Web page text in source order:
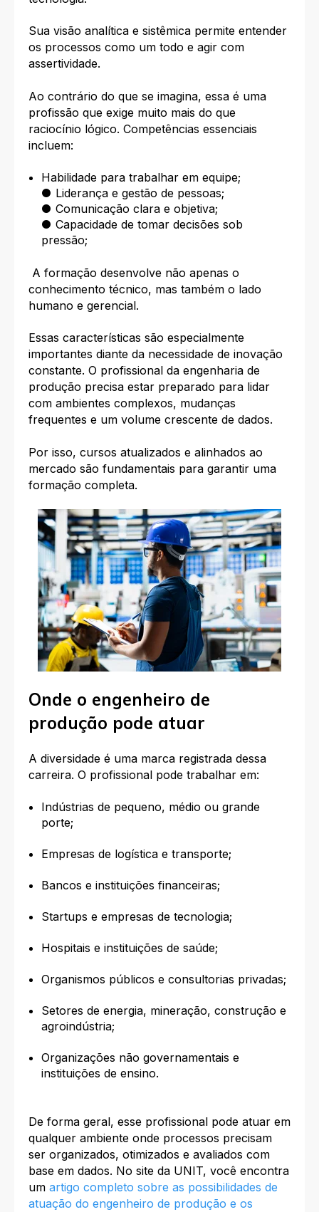
Sua visão analítica e sistêmica permite entender
os processos como um todo e agir com
assertividade.
Ao contrário do que se imagina, essa é uma
profissão que exige muito mais do que
raciocínio lógico. Competências essenciais
incluem:
Habilidade para trabalhar em equipe;
● Liderança e gestão de pessoas;
● Comunicação clara e objetiva;
● Capacidade de tomar decisões sob
pressão;
A formação desenvolve não apenas o
conhecimento técnico, mas também o lado
humano e gerencial.
Essas características são especialmente
importantes diante da necessidade de inovação
constante. O profissional da engenharia de
produção precisa estar preparado para lidar
com ambientes complexos, mudanças
frequentes e um volume crescente de dados.
Por isso, cursos atualizados e alinhados ao
mercado são fundamentais para garantir uma
formação completa.
Onde o engenheiro de
produção pode atuar
A diversidade é uma marca registrada dessa
carreira. O profissional pode trabalhar em:
Indústrias de pequeno, médio ou grande
porte;
Empresas de logística e transporte;
Bancos e instituições financeiras;
Startups e empresas de tecnologia;
Hospitais e instituições de saúde;
Organismos públicos e consultorias privadas;
Setores de energia, mineração, construção e
agroindústria;
Organizações não governamentais e
instituições de ensino.
De forma geral, esse profissional pode atuar em
qualquer ambiente onde processos precisam
ser organizados, otimizados e avaliados com
base em dados. No site da UNIT, você encontra
um artigo completo sobre as possibilidades de
atuação do engenheiro de produção e os